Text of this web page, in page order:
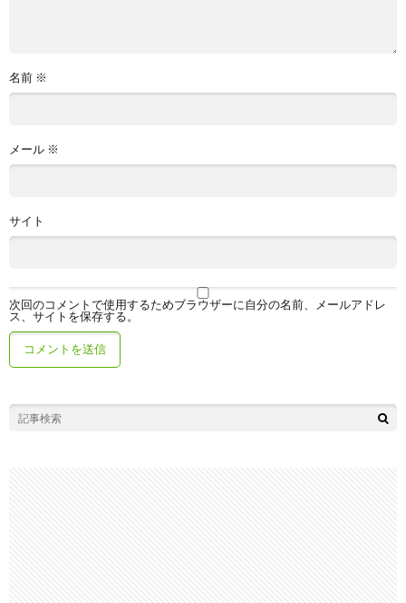
名前 ※
メール ※
サイト
次回のコメントで使用するためブラウザーに自分の名前、メールアドレ
ス、サイトを保存する。